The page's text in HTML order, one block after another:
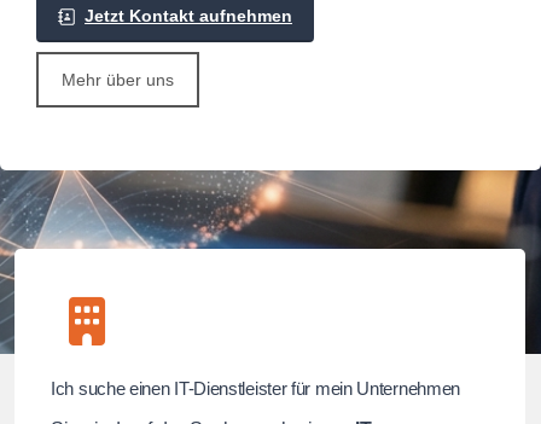
Jetzt Kontakt aufnehmen
Mehr über uns
Ich suche einen IT-Dienstleister für mein Unternehmen